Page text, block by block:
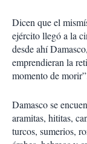
Dicen que el
ejército llegó a la
desde ahí
emprendieran la
momento de
Damasco se
aramitas, hititas,
turcos, sumerios,